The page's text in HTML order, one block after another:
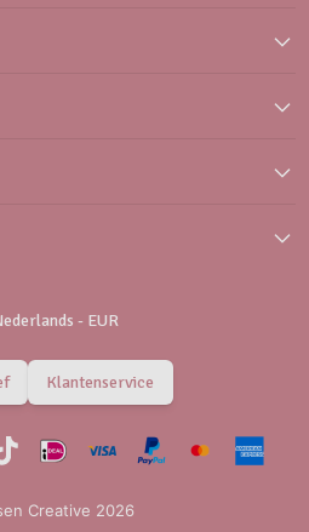
- EUR
Klantenservice
Creative 2026